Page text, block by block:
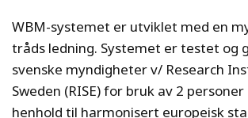
WBM-systemet er utviklet med en
tråds ledning. Systemet er testet og
svenske myndigheter v/ Research
Sweden (RISE) for bruk av 2
henhold til harmonisert europeisk